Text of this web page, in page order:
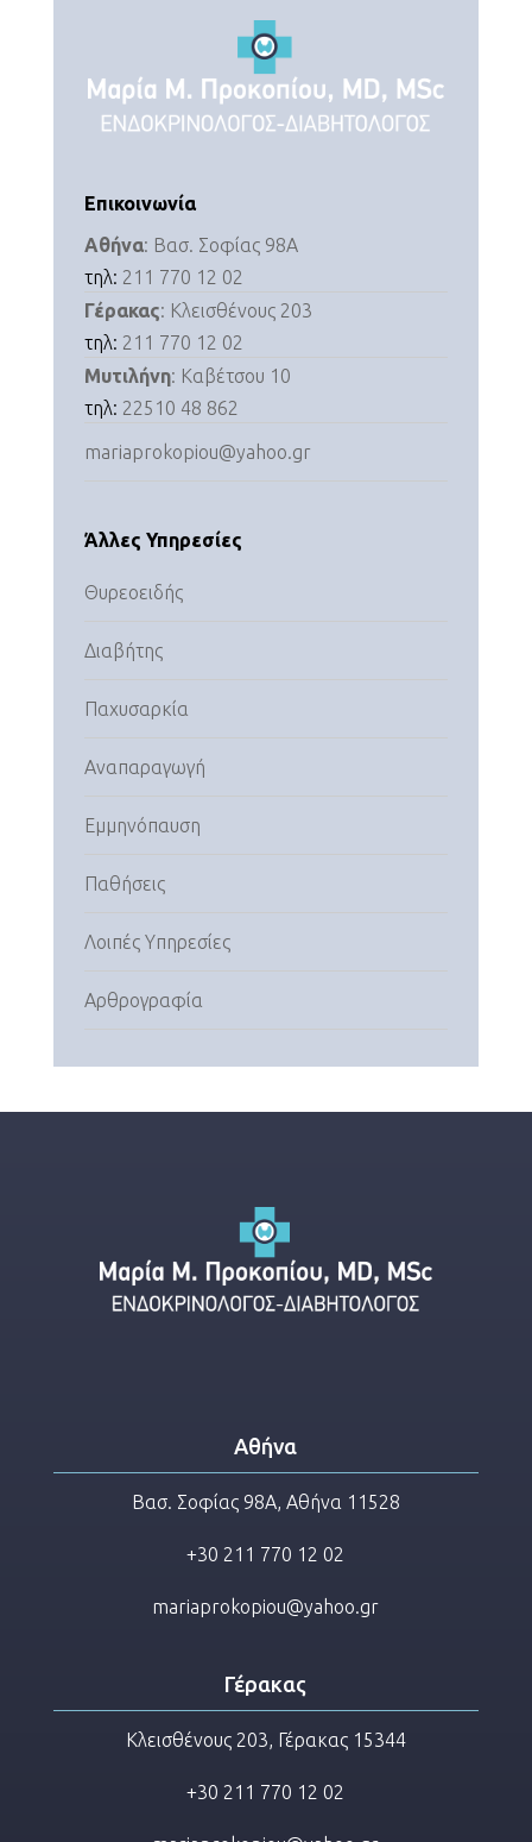
Επικοινωνία
Αθήνα: Βασ. Σοφίας 98Α
τηλ: 211 770 12 02
Γέρακας: Κλεισθένους 203
τηλ: 211 770 12 02
Μυτιλήνη: Καβέτσου 10
τηλ: 22510 48 862
mariaprokopiou@yahoo.gr
Άλλες Υπηρεσίες
Θυρεοειδής
Διαβήτης
Παχυσαρκία
Αναπαραγωγή
Εμμηνόπαυση
Παθήσεις
Λοιπές Υπηρεσίες
Αρθρογραφία
Αθήνα
Βασ. Σοφίας 98Α, Αθήνα 11528
+30 211 770 12 02
mariaprokopiou@yahoo.gr
Γέρακας
Κλεισθένους 203, Γέρακας 15344
+30 211 770 12 02